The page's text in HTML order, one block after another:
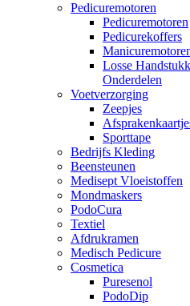
Pedicuremotoren
Pedicuremotoren
Pedicurekoffers
Losse
Onderdelen
Voetverzorging
Zeepjes
Sporttape
Bedrijfs Kleding
Beensteunen
Medisept Vloeistoffen
Mondmaskers
PodoCura
Textiel
Afdrukramen
Medisch Pedicure
Cosmetica
Puresenol
PodoDip